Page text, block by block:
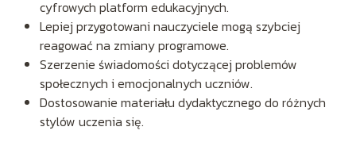
cyfrowych platform edukacyjnych.
Lepiej przygotowani nauczyciele mogą szybciej
reagować na zmiany programowe.
Szerzenie świadomości dotyczącej problemów
społecznych i emocjonalnych uczniów.
Dostosowanie materiału dydaktycznego do różnych
stylów uczenia się.